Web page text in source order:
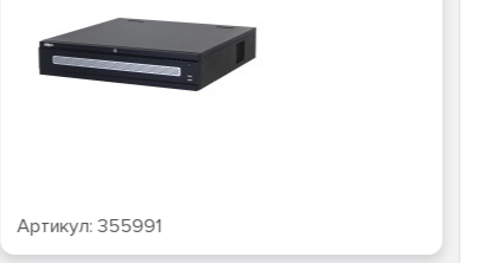
Артикул:355991